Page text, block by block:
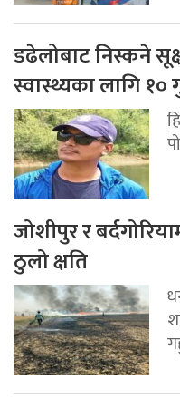
डढेलोबाट निस्कने
स्वास्थ्यका लागि
जोशीपुर र
ठुलो क्षति